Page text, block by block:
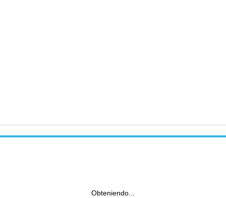
Obteniendo...